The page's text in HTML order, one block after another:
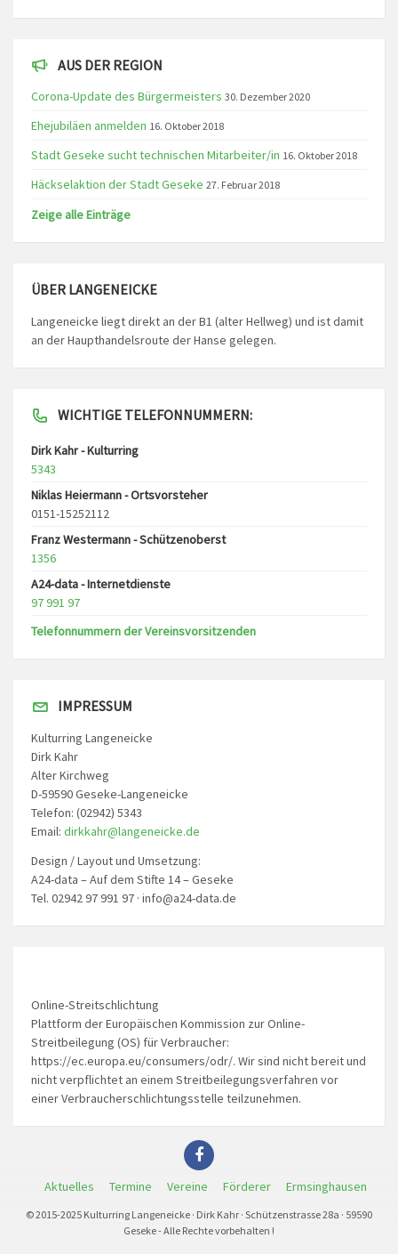
AUS DER REGION
Corona-Update des Bürgermeisters 30. Dezember 2020
Ehejubiläen anmelden 16. Oktober 2018
Stadt Geseke sucht technischen Mitarbeiter/in 16. Oktober 2018
Häckselaktion der Stadt Geseke 27. Februar 2018
Zeige alle Einträge
ÜBER LANGENEICKE
Langeneicke liegt direkt an der B1 (alter Hellweg) und ist damit
an der Haupthandelsroute der Hanse gelegen.
WICHTIGE TELEFONNUMMERN:
Dirk Kahr - Kulturring
5343
Niklas Heiermann - Ortsvorsteher
0151-15252112
Franz Westermann - Schützenoberst
1356
A24-data - Internetdienste
97 991 97
Telefonnummern der Vereinsvorsitzenden
IMPRESSUM
Kulturring Langeneicke
Dirk Kahr
Alter Kirchweg
D-59590 Geseke-Langeneicke
Telefon: (02942) 5343
Email: dirkkahr@langeneicke.de
Design / Layout und Umsetzung:
A24-data – Auf dem Stifte 14 – Geseke
Tel. 02942 97 991 97 · info@a24-data.de
Online-Streitschlichtung
Plattform der Europäischen Kommission zur Online-
Streitbeilegung (OS) für Verbraucher:
https://ec.europa.eu/consumers/odr/. Wir sind nicht bereit und
nicht verpflichtet an einem Streitbeilegungsverfahren vor
einer Verbraucherschlichtungsstelle teilzunehmen.
Aktuelles Termine Vereine Förderer Ermsinghausen
© 2015-2025 Kulturring Langeneicke · Dirk Kahr · Schützenstrasse 28a · 59590
Geseke - Alle Rechte vorbehalten !